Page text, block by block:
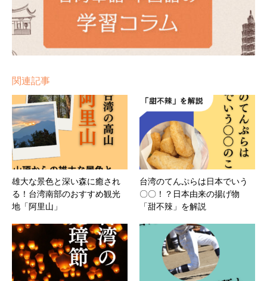
関連記事
雄大な景色と深い森に癒され
る！台湾南部のおすすめ観光
地「阿里山」
台湾のてんぷらは日本でいう
〇〇！？日本由来の揚げ物
「甜不辣」を解説